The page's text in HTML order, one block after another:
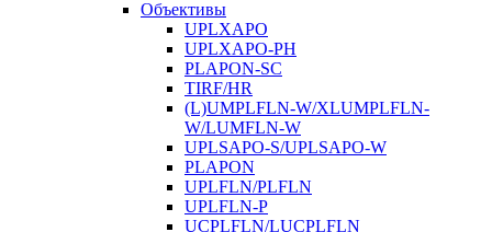
Объективы
UPLXAPO
UPLXAPO-PH
PLAPON-SC
TIRF/HR
(L)UMPLFLN-W/XLUMPLFLN-
W/LUMFLN-W
UPLSAPO-S/UPLSAPO-W
PLAPON
UPLFLN/PLFLN
UPLFLN-P
UCPLFLN/LUCPLFLN